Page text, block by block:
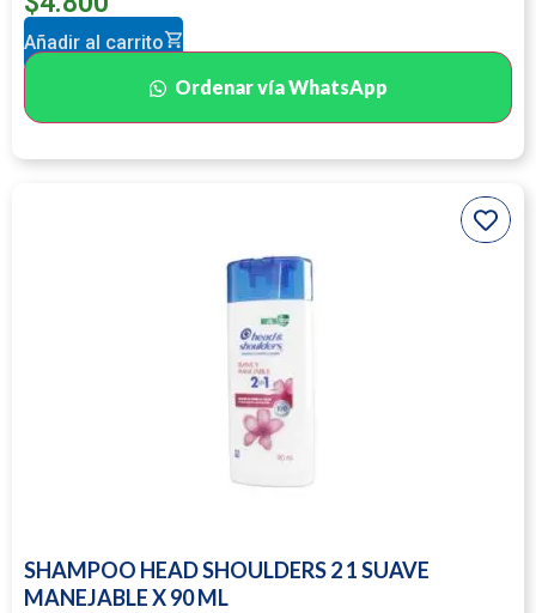
Añadir al carrito
Ordenar vía WhatsApp
SHAMPOO HEAD SHOULDERS 2 1 SUAVE
MANEJABLE X 90 ML